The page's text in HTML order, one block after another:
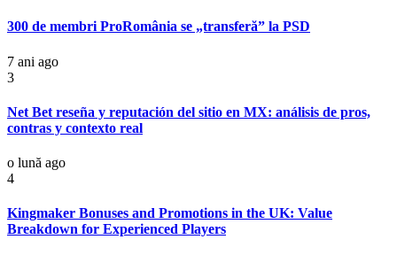
300 de membri ProRomânia se „transferă” la PSD
7 ani ago
3
Net Bet reseña y reputación del sitio en MX: análisis de pros,
contras y contexto real
o lună ago
4
Kingmaker Bonuses and Promotions in the UK: Value
Breakdown for Experienced Players